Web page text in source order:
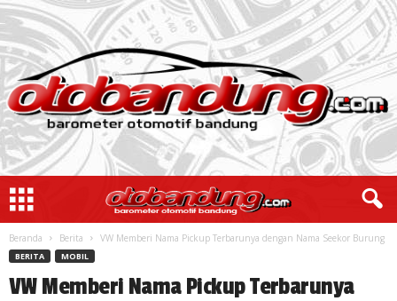
Beranda Berita VW Memberi Nama Pickup Terbarunya dengan Nama Seekor Burung
BERITA MOBIL
VW Memberi Nama Pickup Terbarunya